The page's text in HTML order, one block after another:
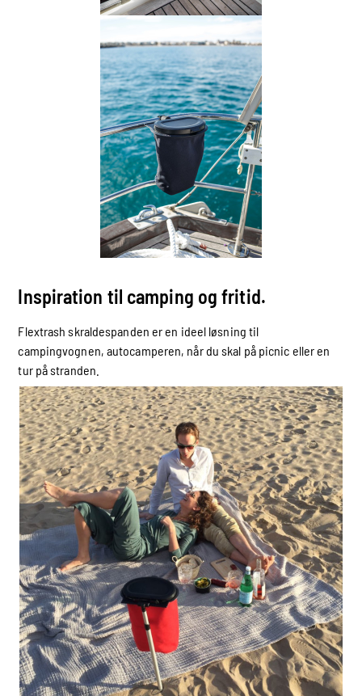
Inspiration til camping og fritid.
Flextrash skraldespanden er en ideel løsning til
campingvognen, autocamperen, når du skal på picnic eller en
tur på stranden.